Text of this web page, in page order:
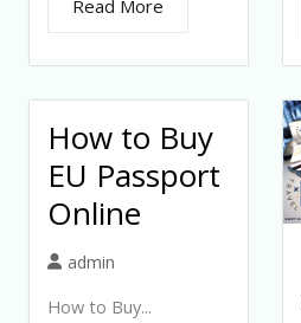
Read More
How to Buy
EU Passport
Online
admin
How to Buy...